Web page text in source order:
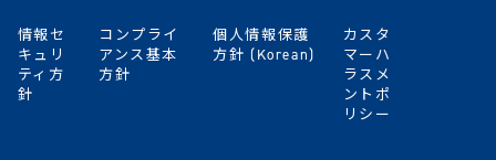
情報セ
キュリ
ティ方
針
コンプライ
アンス基本
方針
個人情報保護
方針 (Korean)
カスタ
マーハ
ラスメ
ントポ
リシー